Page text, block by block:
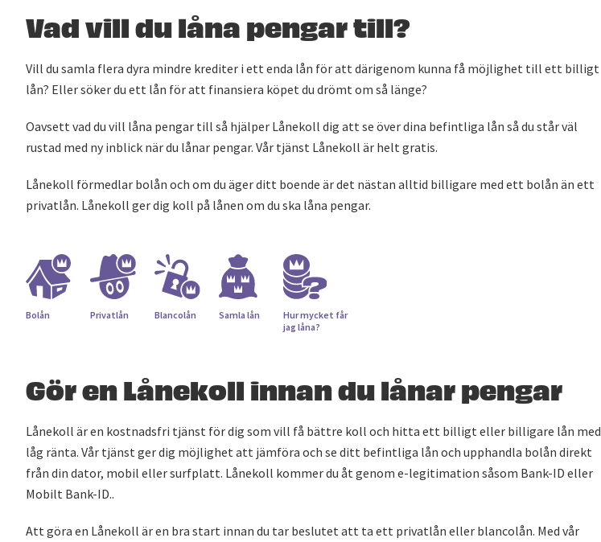
Vad vill du låna pengar till?
Vill du samla flera dyra mindre krediter i ett enda lån för att därigenom kunna få möjlighet till ett billigt
lån? Eller söker du ett lån för att finansiera köpet du drömt om så länge?
Oavsett vad du vill låna pengar till så hjälper Lånekoll dig att se över dina befintliga lån så du står väl
rustad med ny inblick när du lånar pengar. Vår tjänst Lånekoll är helt gratis.
Lånekoll förmedlar bolån och om du äger ditt boende är det nästan alltid billigare med ett bolån än ett
privatlån. Lånekoll ger dig koll på lånen om du ska låna pengar.
Bolån Privatlån Blancolån Samla lån
Hur mycket får
jag låna?
Gör en Lånekoll innan du lånar pengar
Lånekoll är en kostnadsfri tjänst för dig som vill få bättre koll och hitta ett billigt eller billigare lån med
låg ränta. Vår tjänst ger dig möjlighet att jämföra och se ditt befintliga lån och upphandla bolån direkt
från din dator, mobil eller surfplatt. Lånekoll kommer du åt genom e-legitimation såsom Bank-ID eller
Mobilt Bank-ID..
Att göra en Lånekoll är en bra start innan du tar beslutet att ta ett privatlån eller blancolån. Med vår